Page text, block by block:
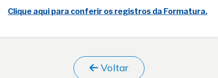
Clique aqui para conferir os registros da Formatura.
Voltar